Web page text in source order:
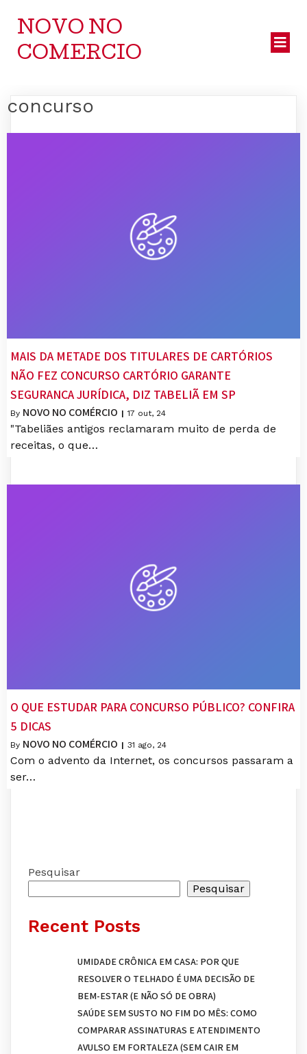
NOVO NO
COMERCIO
concurso
MAIS DA METADE DOS TITULARES DE CARTÓRIOS
NÃO FEZ CONCURSO CARTÓRIO GARANTE
SEGURANÇA JURÍDICA, DIZ TABELIÃ EM SP
By NOVO NO COMÉRCIO | 17 out, 24
"Tabeliães antigos reclamaram muito de perda de
receitas, o que…
O QUE ESTUDAR PARA CONCURSO PÚBLICO? CONFIRA
5 DICAS
By NOVO NO COMÉRCIO | 31 ago, 24
Com o advento da Internet, os concursos passaram a
ser…
Pesquisar
Pesquisar
Recent Posts
UMIDADE CRÔNICA EM CASA: POR QUE
RESOLVER O TELHADO É UMA DECISÃO DE
BEM-ESTAR (E NÃO SÓ DE OBRA)
SAÚDE SEM SUSTO NO FIM DO MÊS: COMO
COMPARAR ASSINATURAS E ATENDIMENTO
AVULSO EM FORTALEZA (SEM CAIR EM